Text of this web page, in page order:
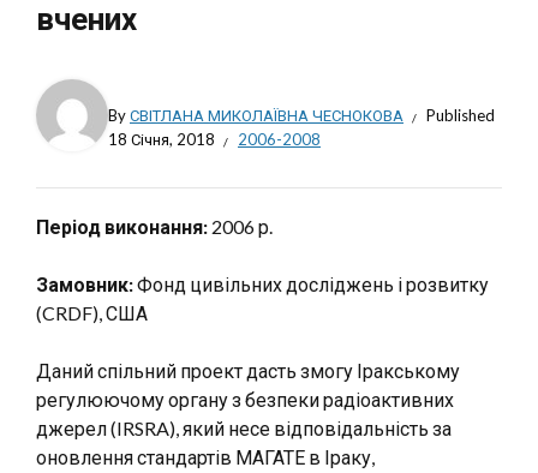
вчених
ByСВІТЛАНА МИКОЛАЇВНА ЧЕСНОКОВА
Published
18 Січня, 2018
2006-2008
Період виконання: 2006 р.
Замовник:Фонд цивільних досліджень і розвитку
(CRDF), США
Даний спільний проект дасть змогу Іракському
регулюючому органу з безпеки радіоактивних
джерел (IRSRA), який несе відповідальність за
оновлення стандартів МАГАТЕ в Іраку,